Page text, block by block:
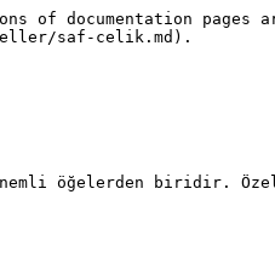
of documentation pages
saf-celik.md).
öğelerden biridir.